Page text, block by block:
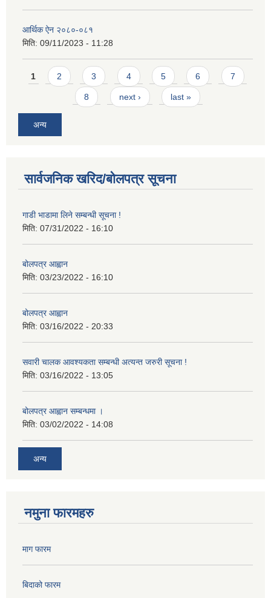
आर्थिक ऐन २०८०-०८१
मिति: 09/11/2023 - 11:28
Pages
1 2 3 4 5 6 7
8 next › last »
अन्य
सार्वजनिक खरिद/बोलपत्र सूचना
गाडी भाडामा लिने सम्बन्धी सूचना !
मिति: 07/31/2022 - 16:10
बोलपत्र आह्वान
मिति: 03/23/2022 - 16:10
बोलपत्र आह्वान
मिति: 03/16/2022 - 20:33
सवारी चालक आवश्यकता सम्बन्धी अत्यन्त जरुरी सूचना !
मिति: 03/16/2022 - 13:05
बोलपत्र आह्वान सम्बन्धमा ।
मिति: 03/02/2022 - 14:08
अन्य
नमुना फारमहरु
माग फारम
बिदाको फारम